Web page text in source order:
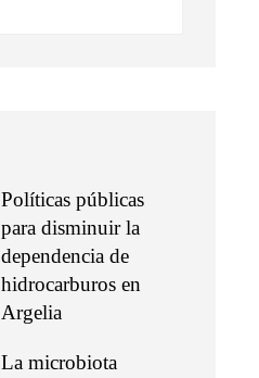
Políticas públicas
para disminuir la
dependencia de
hidrocarburos en
Argelia
La microbiota